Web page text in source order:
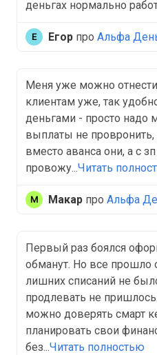
деньгах нормально
Егор про Альфа
Меня уже можно
клиентам уже, так
деньгами - просто надо
выплаты не провронить,
вместо аванса они, а с
провожу...Читать
Макар про Альфа
Первый раз боялся
обманут. Но все прошло
лишних списаний не
продлевать не
можно доверять смарт
планировать свои
без...Читать полностью